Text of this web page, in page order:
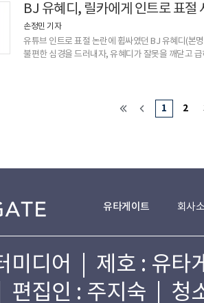
조직으로 알려져 있다. 유튜브 어나니머스가 실제
그의 채널에 현재까지 업로드된 8개의 영상
BJ 유혜디, 릴카에게 인트로 표
손정민 기자
유튜브 인트로 표절 논란에 휩싸였던 BJ 유혜디(본
불편한 심경을 드러내자, 유혜디가 잘못을 깨닫고
1 2
유타게이트 회사
미디어 | 제호 : 유
편집인 : 주지숙 | 청